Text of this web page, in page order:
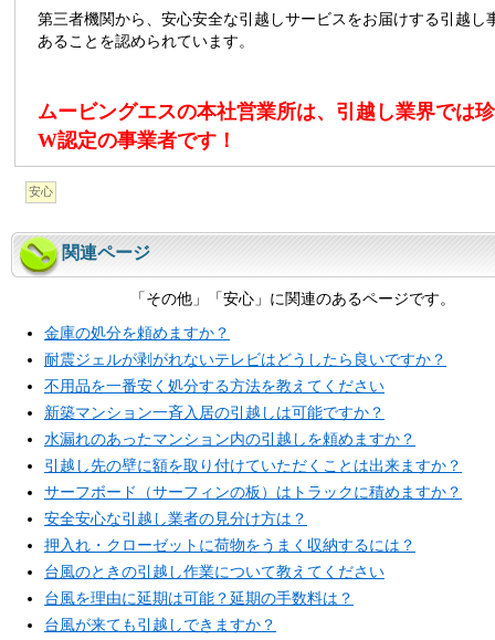
第三者機関から、安心安全な引越しサービスをお届けする引越し
あることを認められています。
ムービングエスの本社営業所は、引越し業界では
W認定の事業者です！
安心
関連ページ
「その他」「安心」に関連のあるページです。
金庫の処分を頼めますか？
耐震ジェルが剥がれないテレビはどうしたら良いですか？
不用品を一番安く処分する方法を教えてください
新築マンション一斉入居の引越しは可能ですか？
水漏れのあったマンション内の引越しを頼めますか？
引越し先の壁に額を取り付けていただくことは出来ますか？
サーフボード（サーフィンの板）はトラックに積めますか？
安全安心な引越し業者の見分け方は？
押入れ・クローゼットに荷物をうまく収納するには？
台風のときの引越し作業について教えてください
台風を理由に延期は可能？延期の手数料は？
台風が来ても引越しできますか？